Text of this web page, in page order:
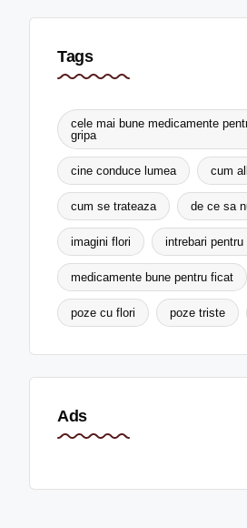
Tags
cele mai bune medicamente
gripa
cine conduce lumea cum
cum se trateaza de ce sa
imagini flori intrebari pentru
medicamente bune pentru ficat
poze cu flori poze triste
Ads